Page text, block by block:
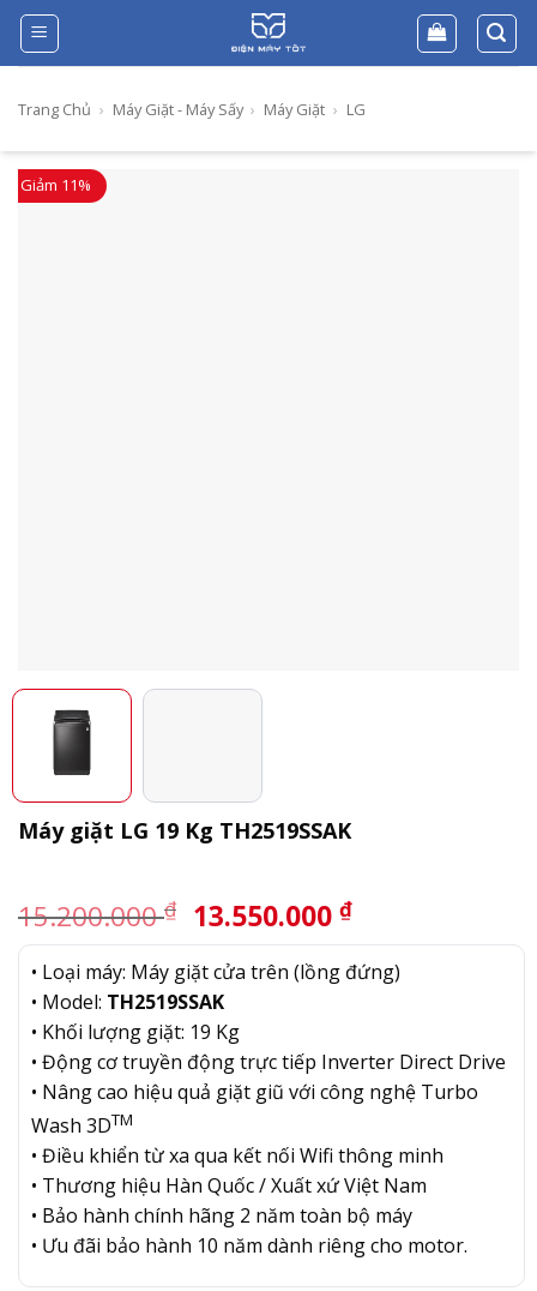
Skip
content
Trang Chủ › Máy Giặt - Máy Sấy › Máy Giặt › LG
Giảm 11%
Máy giặt LG 19 Kg TH2519SSAK
15.200.000₫ Giá
gốc
là:
15.200.000 ₫.
13.550.000 ₫Giá
hiện
tại
• Loại máy: Máy giặt cửa trên (lồng đứng)
• Model: TH2519SSAK
• Khối lượng giặt: 19 Kg
• Động cơ truyền động trực tiếp Inverter Direct Drive
• Nâng cao hiệu quả giặt giũ với công nghệ Turbo
Wash 3DTM
• Điều khiển từ xa qua kết nối Wifi thông minh
• Thương hiệu Hàn Quốc / Xuất xứ Việt Nam
• Bảo hành chính hãng 2 năm toàn bộ máy
• Ưu đãi bảo hành 10 năm dành riêng cho motor.